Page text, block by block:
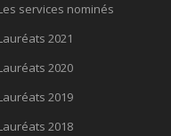
services nominés
2021
2020
2019
2018